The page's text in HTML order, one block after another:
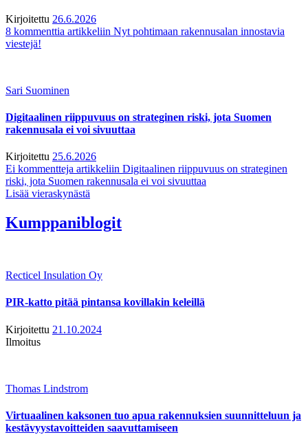
Kirjoitettu 26.6.2026
8 kommenttia artikkeliin Nyt pohtimaan rakennusalan innostavia
viestejä!
Sari Suominen
Digitaalinen riippuvuus on strateginen riski, jota Suomen
rakennusala ei voi sivuuttaa
Kirjoitettu 25.6.2026
Ei kommentteja artikkeliin Digitaalinen riippuvuus on strateginen
riski, jota Suomen rakennusala ei voi sivuuttaa
Lisää vieraskynästä
Kumppaniblogit
Recticel Insulation Oy
PIR-katto pitää pintansa kovillakin keleillä
Kirjoitettu 21.10.2024
Ilmoitus
Thomas Lindstrom
Virtuaalinen kaksonen tuo apua rakennuksien suunnitteluun ja
kestävyystavoitteiden saavuttamiseen